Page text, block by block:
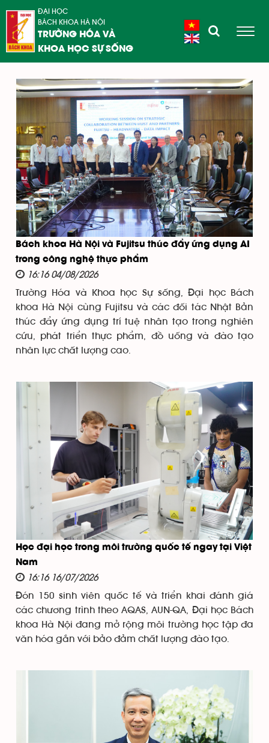
ĐẠI HỌC
BÁCH KHOA HÀ NỘI
TRƯỜNG HÓA VÀ
KHOA HỌC SỰ SỐNG
Bách khoa Hà Nội và Fujitsu thúc đẩy ứng dụng AI
trong công nghệ thực phẩm
16:16 04/08/2026
Trường Hóa và Khoa học Sự sống, Đại học Bách
khoa Hà Nội cùng Fujitsu và các đối tác Nhật Bản
thúc đẩy ứng dụng trí tuệ nhân tạo trong nghiên
cứu, phát triển thực phẩm, đồ uống và đào tạo
nhân lực chất lượng cao.
Học đại học trong môi trường quốc tế ngay tại Việt
Nam
16:16 16/07/2026
Đón 150 sinh viên quốc tế và triển khai đánh giá
các chương trình theo AQAS, AUN-QA, Đại học Bách
khoa Hà Nội đang mở rộng môi trường học tập đa
văn hóa gắn với bảo đảm chất lượng đào tạo.